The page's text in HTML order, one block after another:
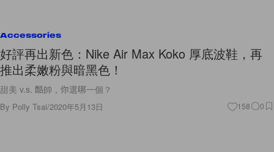
Accessories
好評再出新色：Nike Air Max Koko 厚底波鞋，再
推出柔嫩粉與暗黑色！
甜美 v.s. 酷帥，你選哪一個？
By Polly Tsai/2020年5月13日 158 0